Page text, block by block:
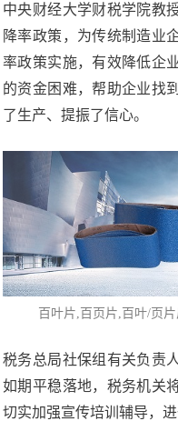
中央财经大学财税学院教
降率政策，为传统制造业
率政策实施，有效降低企
的资金困难，帮助企业找
了生产、提振了信心。
百叶片, 百页片,百叶/页
税务总局社保组有关负责
如期平稳落地，税务机关
切实加强宣传培训辅导，